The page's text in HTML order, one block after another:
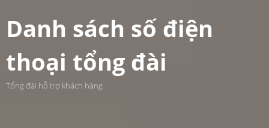
Danh sách số điện
thoại tổng đài
Tổng đài hỗ trợ khách hàng